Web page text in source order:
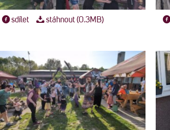
sdílet stáhnout (0.3MB)